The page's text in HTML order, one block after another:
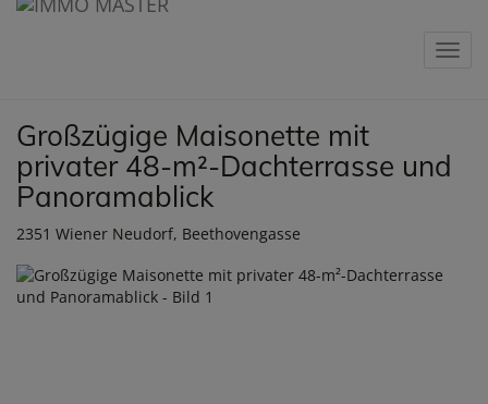
Großzügige Maisonette mit
privater 48-m²-Dachterrasse und
Panoramablick
2351 Wiener Neudorf, Beethovengasse